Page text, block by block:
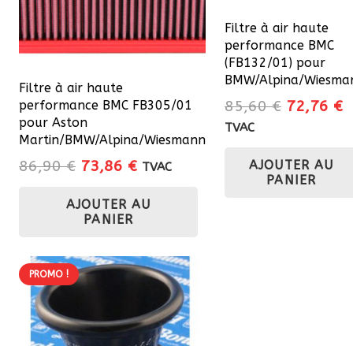
Filtre à air haute
performance BMC FB305/01
pour Aston
Martin/BMW/Alpina/Wiesmann
86,90€ Le
initial
était :
73,86 €Le
actuel
TVAC
AJOUTER AU
PANIER
Filtre à air haute
performance BMC
(FB132/01) pour
BMW/Alpina/
85,60€ Le
était :
85,60 €.
72,76 €
TVAC
AJOUTER AU
PANIER
PROMO !